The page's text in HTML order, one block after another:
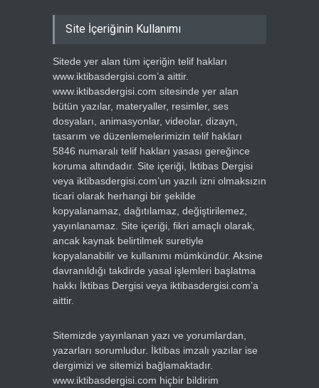
Site İçeriğinin Kullanımı
Sitede yer alan tüm içeriğin telif hakları
www.iktibasdergisi.com’a aittir.
www.iktibasdergisi.com sitesinde yer alan
bütün yazılar, materyaller, resimler, ses
dosyaları, animasyonlar, videolar, dizayn,
tasarım ve düzenlemelerimizin telif hakları
5846 numaralı telif hakları yasası gereğince
koruma altındadır. Site içeriği, İktibas Dergisi
veya iktibasdergisi.com’un yazılı izni olmaksızın
ticari olarak herhangi bir şekilde
kopyalanamaz, dağıtılamaz, değiştirilemez,
yayınlanamaz. Site içeriği, fikri amaçlı olarak,
ancak kaynak belirtilmek suretiyle
kopyalanabilir ve kullanımı mümkündür. Aksine
davranıldığı takdirde yasal işlemleri başlatma
hakkı İktibas Dergisi veya iktibasdergisi.com’a
aittir.
Sitemizde yayınlanan yazı ve yorumlardan,
yazarları sorumludur. İktibas imzalı yazılar ise
dergimizi ve sitemizi bağlamaktadır.
www.iktibasdergisi.com hiçbir bildirim